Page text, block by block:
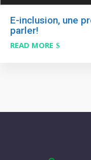
E-inclusion, une
parler!
READ MORE